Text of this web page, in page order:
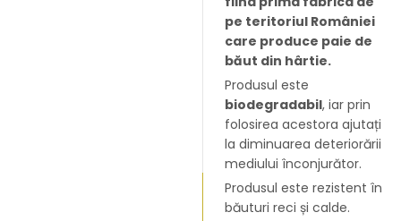
pe teritoriul României
care produce paie de
băut din hârtie.
Produsul este
biodegradabil, iar prin
folosirea acestora ajutați
la diminuarea deteriorării
mediului înconjurător.
Produsul este rezistent în
băuturi reci și calde.